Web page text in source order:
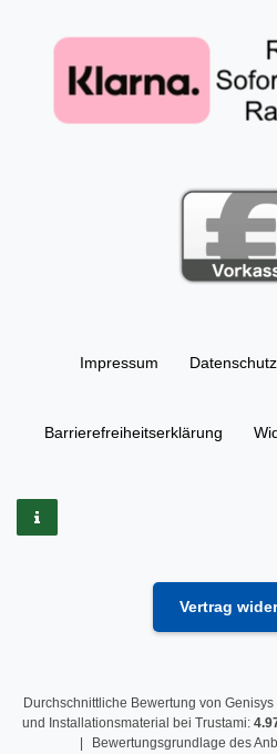
Impressum
Barrierefreiheitserklärung
Vertrag
Durchschnittliche Bewertung von Genisys
und Installationsmaterial bei Trustami:
Bewertungsgrundlage des